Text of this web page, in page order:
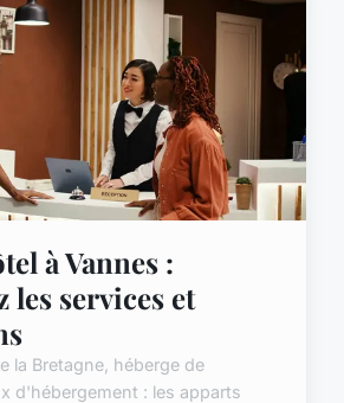
à Vannes :
les services et
la Bretagne, héberge de
d'hébergement : les apparts